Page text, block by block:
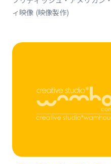
ィ映像 (映像製作)